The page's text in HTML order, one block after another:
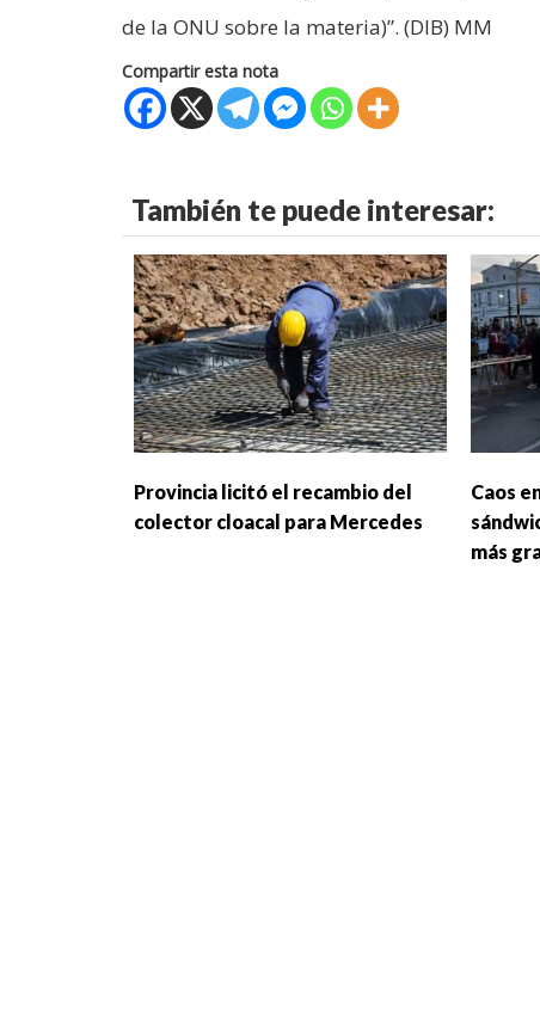
de la ONU sobre la materia)”. (DIB) MM
Compartir esta nota
También te puede interesar:
Provincia licitó el recambio del
colector cloacal para Mercedes
Caos
más